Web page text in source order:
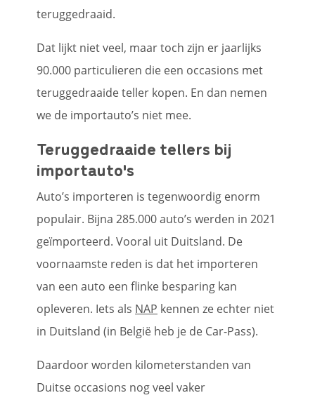
teruggedraaid.
Dat lijkt niet veel, maar toch zijn er jaarlijks
90.000 particulieren die een occasions met
teruggedraaide teller kopen. En dan nemen
we de importauto’s niet mee.
Teruggedraaide tellers bij
importauto's
Auto’s importeren is tegenwoordig enorm
populair. Bijna 285.000 auto’s werden in 2021
geïmporteerd. Vooral uit Duitsland. De
voornaamste reden is dat het importeren
van een auto een flinke besparing kan
opleveren. Iets als NAP kennen ze echter niet
in Duitsland (in België heb je de Car-Pass).
Daardoor worden kilometerstanden van
Duitse occasions nog veel vaker